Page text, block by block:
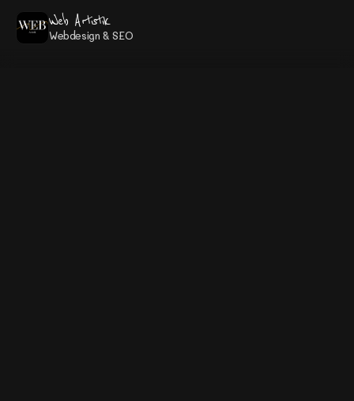
Web Artistik
Webdesign & SEO